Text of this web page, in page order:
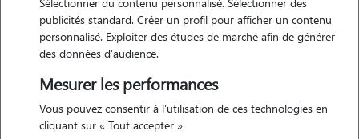
Francoise
ST JEAN D ELLE 50810
maison
adulte et responsable
publicités standard. Créer un profil pour afficher un contenu
personnalisé. Exploiter des études de marché afin de générer
des données d'audience.
Mesurer les performances
Vous pouvez consentir à l'utilisation de ces technologies en
cliquant sur « Tout accepter »